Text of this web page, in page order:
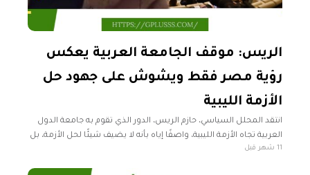
الريس: موقف الجامعة العربية يعكس
رؤية مصر فقط ويشوش على جهود حل
الأزمة الليبية
انتقد المحلل السياسي، حازم الريس، الدور الذي تقوم به جامعة الدول
العربية تجاه الأزمة الليبية، واصفًا إياه بأنه لا يضيف شيئًا لحل الأزمة، بل
يساهم في التشويش على سبل الحل
11 شهر قبل